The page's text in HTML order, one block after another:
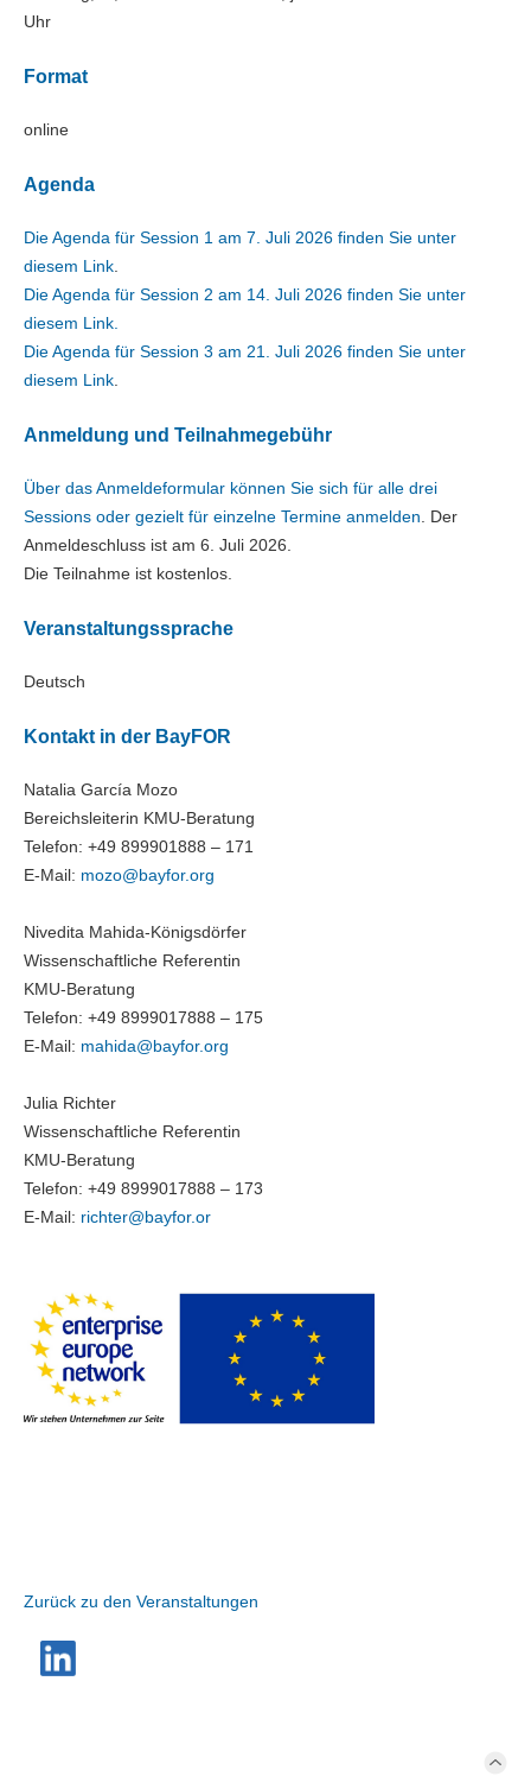
Uhr
Format
online
Agenda
Die Agenda für Session 1 am 7. Juli 2026 finden Sie unter
diesem Link
Die Agenda für Session 2 am 14. Juli 2026 finden Sie unter
diesem Link.
Die Agenda für Session 3 am 21. Juli 2026 finden Sie unter
diesem Link
Anmeldung und Teilnahmegebühr
Über das Anmeldeformular können Sie sich für alle drei
Sessions oder gezielt für einzelne Termine anmelden . Der
Anmeldeschluss ist am 6. Juli 2026.
Die Teilnahme ist kostenlos.
Veranstaltungssprache
Deutsch
Kontakt in der BayFOR
Natalia García Mozo
Bereichsleiterin KMU-Beratung
Telefon: +49 899901888 – 171
E-Mail: mozo@bayfor.org
Nivedita Mahida-Königsdörfer
Wissenschaftliche Referentin
KMU-Beratung
Telefon: +49 8999017888 – 175
E-Mail: mahida@bayfor.org
Julia Richter
Wissenschaftliche Referentin
KMU-Beratung
Telefon: +49 8999017888 – 173
E-Mail: richter@bayfor.or
Zurück zu den Veranstaltungen